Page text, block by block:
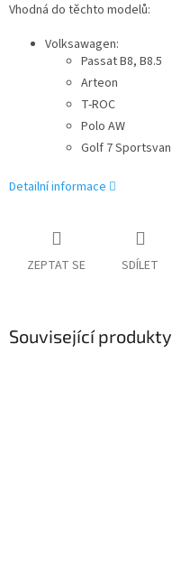
Vhodná do těchto modelů:
Volksawagen:
Passat B8, B8.5
Arteon
T-ROC
Polo AW
Golf 7 Sportsvan
Detailní informace
ZEPTAT SE SDÍLET
Související produkty